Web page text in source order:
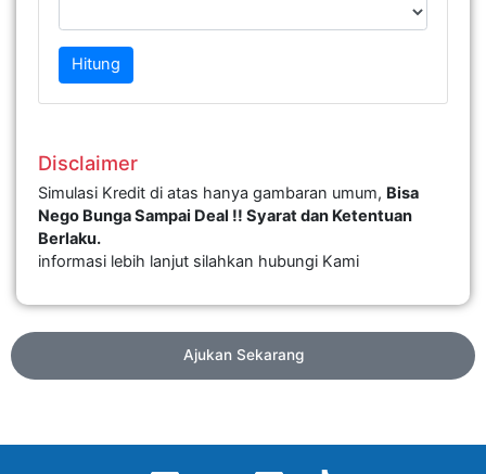
Hitung
Disclaimer
Simulasi Kredit di atas hanya gambaran umum, Bisa
Nego Bunga Sampai Deal !! Syarat dan Ketentuan
Berlaku.
informasi lebih lanjut silahkan hubungi Kami
Ajukan Sekarang